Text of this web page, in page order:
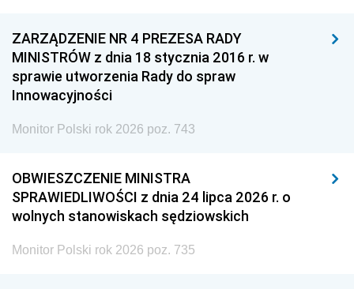
ZARZĄDZENIE NR 4 PREZESA RADY
MINISTRÓW z dnia 18 stycznia 2016 r. w
sprawie utworzenia Rady do spraw
Innowacyjności
Monitor Polski rok 2026 poz. 743
OBWIESZCZENIE MINISTRA
SPRAWIEDLIWOŚCI z dnia 24 lipca 2026 r. o
wolnych stanowiskach sędziowskich
Monitor Polski rok 2026 poz. 735